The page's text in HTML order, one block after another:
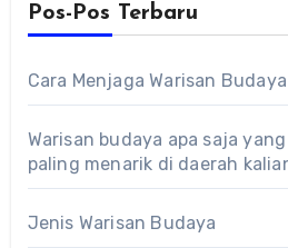
Pos-Pos Terbaru
Cara Menjaga Warisan Budaya
Warisan budaya apa saja
paling menarik di daerah
Jenis Warisan Budaya